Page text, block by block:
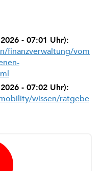
- 07:01 Uhr):
finanzverwaltung/vom
- 07:02 Uhr):
wissen/ratgebe